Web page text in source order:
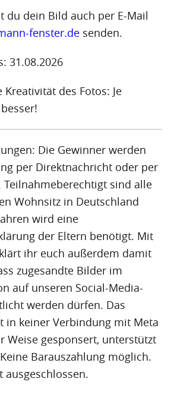
du dein Bild auch per E-Mail
fenster.de senden.
31.08.2026
des Fotos: Je
Die Gewinner werden
per Direktnachricht oder per
sind alle
Wohnsitz in Deutschland
wird eine
der Eltern benötigt. Mit
ihr euch außerdem damit
zugesandte Bilder im
auf unseren Social-Media-
werden dürfen. Das
in keiner Verbindung mit Meta
Weise gesponsert, unterstützt
Barauszahlung möglich.
ausgeschlossen.